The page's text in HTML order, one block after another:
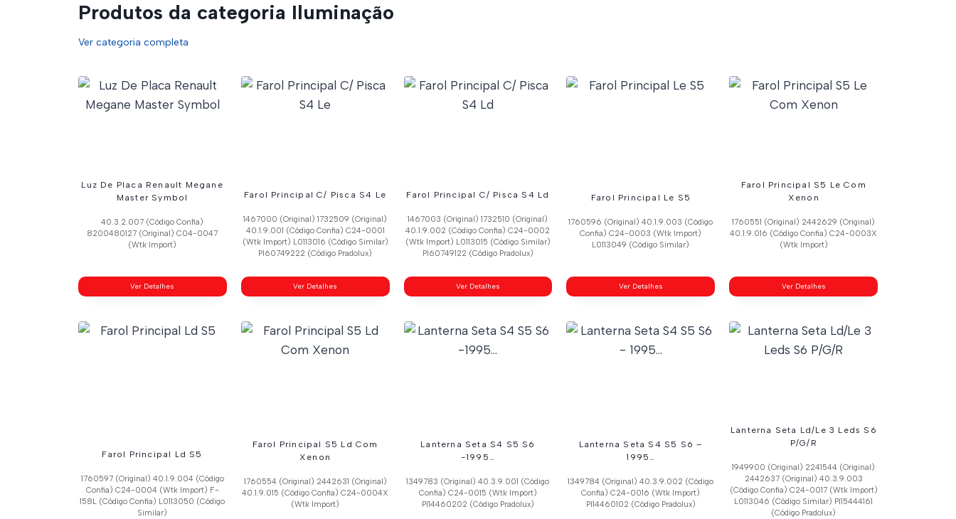
Produtos da categoria Iluminação
Ver categoria completa
Luz De Placa Renault Megane
Master Symbol
40.3.2.007 (Código Confia)
8200480127 (Original) C04-0047
(Wtk Import)
Ver Detalhes
Farol Principal C/ Pisca S4 Le
1467000 (Original) 1732509 (Original)
40.1.9.001 (Código Confia) C24-0001
(Wtk Import) L0113016 (Código Similar)
Pl60749222 (Código Pradolux)
Ver Detalhes
Farol Principal C/ Pisca S4 Ld
1467003 (Original) 1732510 (Original)
40.1.9.002 (Código Confia) C24-0002
(Wtk Import) L0113015 (Código Similar)
Pl60749122 (Código Pradolux)
Ver Detalhes
Farol Principal Le S5
1760596 (Original) 40.1.9.003 (Código
Confia) C24-0003 (Wtk Import)
L0113049 (Código Similar)
Ver Detalhes
Farol Principal S5 Le Com
Xenon
1760551 (Original) 2442629 (Original)
40.1.9.016 (Código Confia) C24-0003X
(Wtk Import)
Ver Detalhes
Farol Principal Ld S5
1760597 (Original) 40.1.9.004 (Código
Confia) C24-0004 (Wtk Import) F-
158L (Código Confia) L0113050 (Código
Similar)
Farol Principal S5 Ld Com
Xenon
1760554 (Original) 2442631 (Original)
40.1.9.015 (Código Confia) C24-0004X
(Wtk Import)
Lanterna Seta S4 S5 S6
-1995…
1349783 (Original) 40.3.9.001 (Código
Confia) C24-0015 (Wtk Import)
Pl14460202 (Código Pradolux)
Lanterna Seta S4 S5 S6 –
1995…
1349784 (Original) 40.3.9.002 (Código
Confia) C24-0016 (Wtk Import)
Pl14460102 (Código Pradolux)
Lanterna Seta Ld/Le 3 Leds S6
P/G/R
1949900 (Original) 2241544 (Original)
2442637 (Original) 40.3.9.003
(Código Confia) C24-0017 (Wtk Import)
L0113046 (Código Similar) Pl15444161
(Código Pradolux)